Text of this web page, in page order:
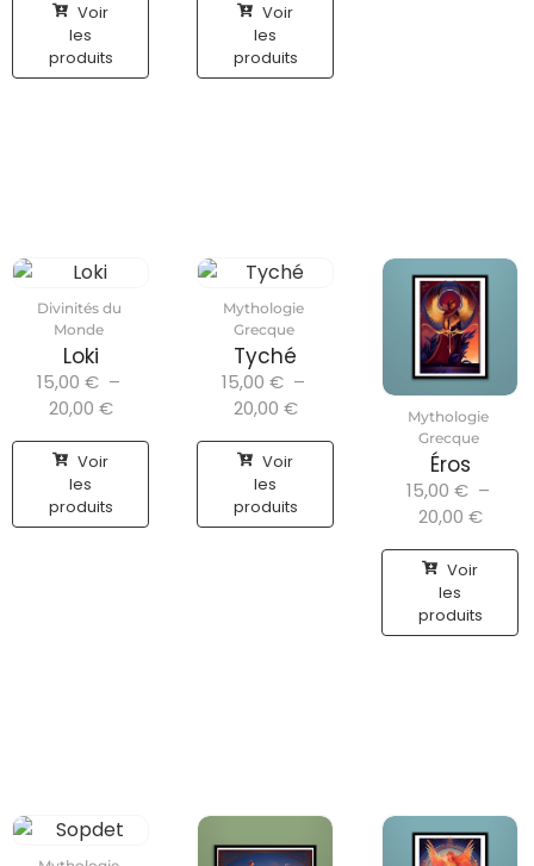
Voir
les
produits
Voir
les
produits
Divinités du
Monde
Loki
15,00 € –
20,00 €
Voir
les
produits
Mythologie
Grecque
Tyché
15,00 € –
20,00 €
Voir
les
produits
Mythologie
Grecque
Éros
15,00 € –
20,00 €
Voir
les
produits